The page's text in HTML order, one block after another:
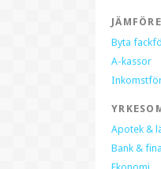
Byta
A-kassor
Apotek &
Bank &